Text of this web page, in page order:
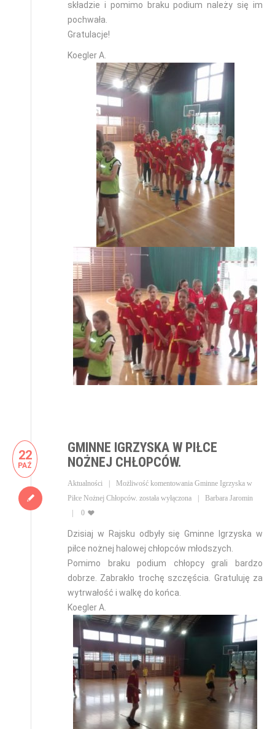
składzie i pomimo braku podium należy się im
pochwała.
Gratulacje!
Koegler A.
22
PAŹ
GMINNE IGRZYSKA W PIŁCE
NOŻNEJ CHŁOPCÓW.
Aktualności Możliwość komentowania Gminne Igrzyska w
Piłce Nożnej Chłopców. została wyłączona
Barbara Jaromin
0
Dzisiaj w Rajsku odbyły się Gminne Igrzyska w
piłce nożnej halowej chłopców młodszych.
Pomimo braku podium chłopcy grali bardzo
dobrze. Zabrakło trochę szczęścia. Gratuluję za
wytrwałość i walkę do końca.
Koegler A.